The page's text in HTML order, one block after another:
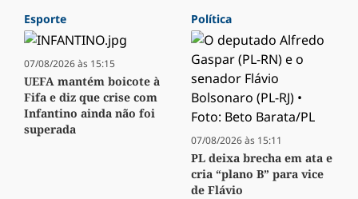
Esporte
07/08/2026 às 15:15
UEFA mantém boicote à
Fifa e diz que crise com
Infantino ainda não foi
superada
Política
07/08/2026 às 15:11
PL deixa brecha em ata e
cria “plano B” para vice
de Flávio